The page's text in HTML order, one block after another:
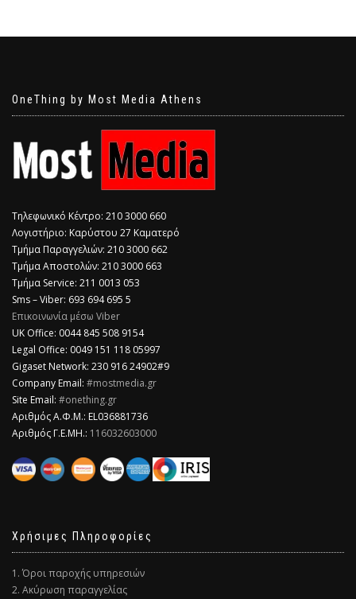
OneThing by Most Media Athens
Τηλεφωνικό Κέντρο: 210 3000 660
Λογιστήριο: Καρύστου 27 Καματερό
Τμήμα Παραγγελιών: 210 3000 662
Τμήμα Αποστολών: 210 3000 663
Τμήμα Service: 211 0013 053
Sms – Viber: 693 694 695 5
Επικοινωνία μέσω Viber
​UK Office: 0044 845 508 9154
Legal Office: 0049 151 118 05997
Gigaset Network: 230 916 24902#9
Company Email: #mostmedia.gr
Site Email: #onething.gr
Αριθμός Α.Φ.Μ.: EL036881736
Αριθμός Γ.Ε.ΜΗ.: 116032603000
Χρήσιμες Πληροφορίες
1. Όροι παροχής υπηρεσιών
2. Ακύρωση παραγγελίας